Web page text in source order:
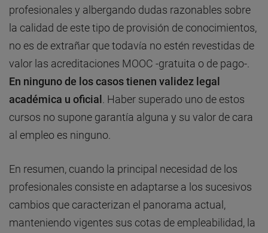
profesionales y albergando dudas razonables sobre
la calidad de este tipo de provisión de conocimientos,
no es de extrañar que todavía no estén revestidas de
valor las acreditaciones MOOC -gratuita o de pago-.
En ninguno de los casos tienen validez legal
académica u oficial . Haber superado uno de estos
cursos no supone garantía alguna y su valor de cara
al empleo es ninguno.
En resumen, cuando la principal necesidad de los
profesionales consiste en adaptarse a los sucesivos
cambios que caracterizan el panorama actual,
manteniendo vigentes sus cotas de empleabilidad, la